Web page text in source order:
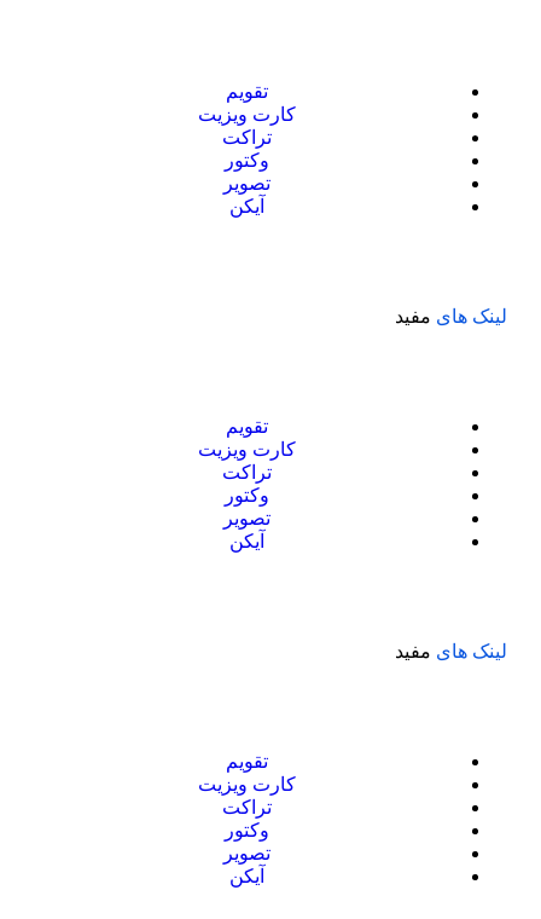
تقویم
کارت ویزیت
تراکت
وکتور
تصویر
آیکن
لینک های مفید
تقویم
کارت ویزیت
تراکت
وکتور
تصویر
آیکن
لینک های مفید
تقویم
کارت ویزیت
تراکت
وکتور
تصویر
آیکن